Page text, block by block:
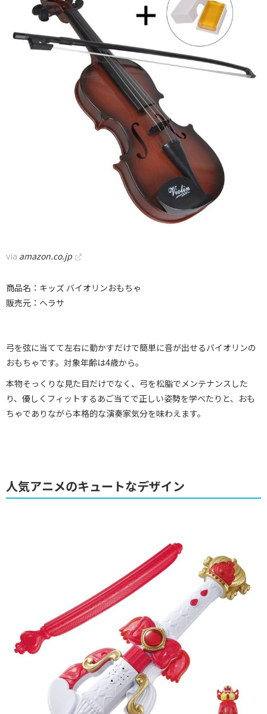
via amazon.co.jp
商品名：キッズ バイオリンおもちゃ
販売元：ヘラサ
弓を弦に当てて左右に動かすだけで簡単に音が出せるバイオリンの
おもちゃです。対象年齢は4歳から。
本物そっくりな見た目だけでなく、弓を松脂でメンテナンスした
り、優しくフィットするあご当てで正しい姿勢を学べたりと、おも
ちゃでありながら本格的な演奏家気分を味わえます。
人気アニメのキュートなデザイン